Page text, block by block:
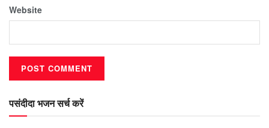
Website
पसंदीदा भजन सर्च करें